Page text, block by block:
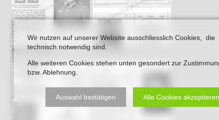
Anhalt, August Artzt, Willy
Wir nutzen auf unserer Website ausschliesslich Cookies, die
technisch notwendig sind.
Alle weiteren Cookies stehen unten gesondert zur
bzw. Ablehnung.
Auswahl bestätigen Alle Cookies akzeptieren